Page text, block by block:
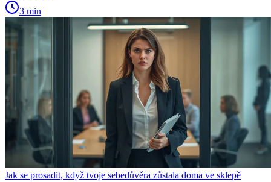
3 min
Jak se prosadit, když tvoje sebedůvěra zůstala doma ve sklepě